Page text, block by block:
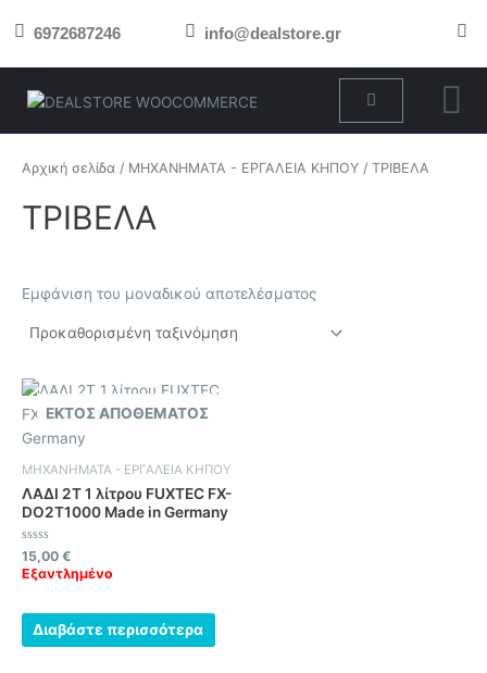
στο 6972687246 info@dealstore.gr
Cart
Αρχική σελίδα / ΜΗΧΑΝΗΜΑΤΑ - ΕΡΓΑΛΕΙΑ ΚΗΠΟΥ / ΤΡΙΒΕΛΑ
ΤΡΙΒΕΛΑ
Εμφάνιση του μοναδικού αποτελέσματος
ΕΚΤΌΣ ΑΠΟΘΈΜΑΤΟΣ
ΜΗΧΑΝΗΜΑΤΑ - ΕΡΓΑΛΕΙΑ ΚΗΠΟΥ
ΛΑΔΙ 2Τ 1 λίτρου FUXTEC FX-
DO2T1000 Made in Germany
Βαθμολογήθηκε
με
0
15,00 €
Εξαντλημένο
Διαβάστε περισσότερα